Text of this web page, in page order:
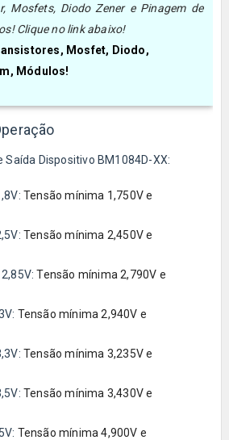
Mosfets, Diodo Zener e Pinagem de
Clique no link abaixo!
Mosfet, Diodo,
Módulos!
Saída Dispositivo BM1084D-XX:
Tensão mínima 1,750V e
Tensão mínima 2,450V e
2,85V: Tensão mínima 2,790V e
Tensão mínima 2,940V e
Tensão mínima 3,235V e
Tensão mínima 3,430V e
5V: Tensão mínima 4,900V e